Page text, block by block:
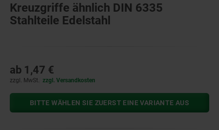
Kreuzgriffe ähnlich DIN 6335
Stahlteile Edelstahl
ab 1,47 €
zzgl. MwSt. zzgl. Versandkosten
BITTE WÄHLEN SIE ZUERST EINE VARIANTE AUS